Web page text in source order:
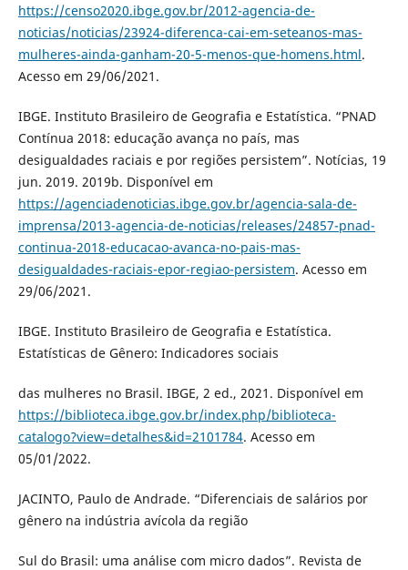
https://censo2020.ibge.gov.br/2012-agencia-de-
noticias/noticias/23924-diferenca-cai-em-seteanos-mas-
mulheres-ainda-ganham-20-5-menos-que-homens.html.
Acesso em 29/06/2021.
IBGE. Instituto Brasileiro de Geografia e Estatística. “PNAD
Contínua 2018: educação avança no país, mas
desigualdades raciais e por regiões persistem”. Notícias, 19
jun. 2019. 2019b. Disponível em
https://agenciadenoticias.ibge.gov.br/agencia-sala-de-
imprensa/2013-agencia-de-noticias/releases/24857-pnad-
continua-2018-educacao-avanca-no-pais-mas-
desigualdades-raciais-epor-regiao-persistem. Acesso em
29/06/2021.
IBGE. Instituto Brasileiro de Geografia e Estatística.
Estatísticas de Gênero: Indicadores sociais
das mulheres no Brasil. IBGE, 2 ed., 2021. Disponível em
https://biblioteca.ibge.gov.br/index.php/biblioteca-
catalogo?view=detalhes&id=2101784. Acesso em
05/01/2022.
JACINTO, Paulo de Andrade. “Diferenciais de salários por
gênero na indústria avícola da região
Sul do Brasil: uma análise com micro dados”. Revista de